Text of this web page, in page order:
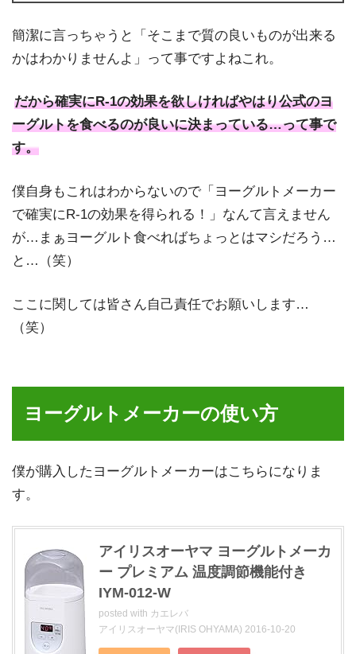
簡潔に言っちゃうと「そこまで質の良いものが出来る
かはわかりませんよ」って事ですよねこれ。
だから確実にR-1の効果を欲しければやはり公式のヨ
ーグルトを食べるのが良いに決まっている…って事で
す。
僕自身もこれはわからないので「ヨーグルトメーカー
で確実にR-1の効果を得られる！」なんて言えません
が…まぁヨーグルト食べればちょっとはマシだろう…
と…（笑）
ここに関しては皆さん自己責任でお願いします…
（笑）
ヨーグルトメーカーの使い方
僕が購入したヨーグルトメーカーはこちらになりま
す。
アイリスオーヤマ ヨーグルトメーカ
ー プレミアム 温度調節機能付き
IYM-012-W
posted with カエレバ
アイリスオーヤマ(IRIS OHYAMA) 2016-10-20